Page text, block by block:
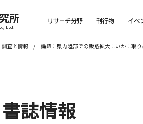
所
Ltd.
リサーチ分野 刊行物 イベ
調査と情報 論題：県内陸部での販路拡大にいかに取
書誌情報